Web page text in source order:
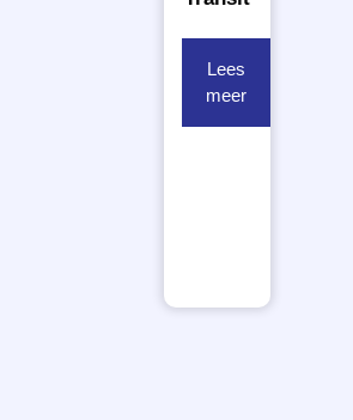
Lees
meer